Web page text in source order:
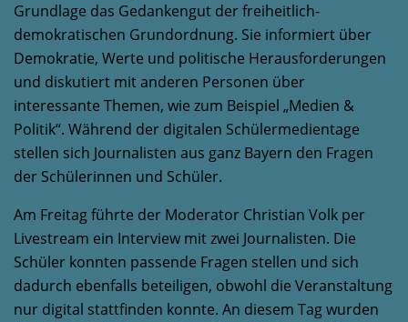
Grundlage das Gedankengut der freiheitlich-
demokratischen Grundordnung. Sie informiert über
Demokratie, Werte und politische Herausforderungen
und diskutiert mit anderen Personen über
interessante Themen, wie zum Beispiel „Medien &
Politik“. Während der digitalen Schülermedientage
stellen sich Journalisten aus ganz Bayern den Fragen
der Schülerinnen und Schüler.
Am Freitag führte der Moderator Christian Volk per
Livestream ein Interview mit zwei Journalisten. Die
Schüler konnten passende Fragen stellen und sich
dadurch ebenfalls beteiligen, obwohl die Veranstaltung
nur digital stattfinden konnte. An diesem Tag wurden